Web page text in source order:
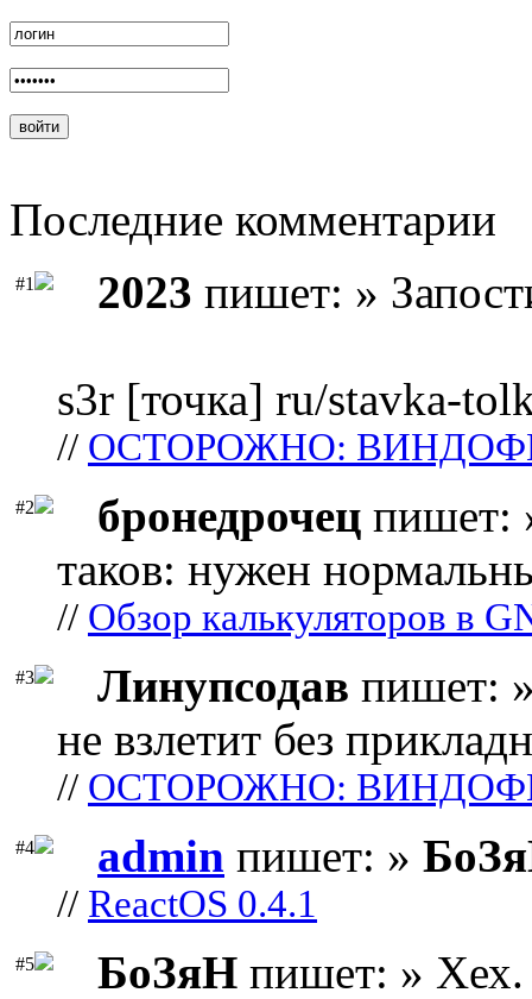
Последние комментарии
#1 2023 пишет: »
s3r [точка] ru/stavka-
// ОСТОРОЖНО:
#2 бронедрочец пишет:
таков: нужен
// Обзор калькуляторов в
#3 Линупсодав пишет:
не взлетит без
// ОСТОРОЖНО:
#4 admin пишет: »
// ReactOS 0.4.1
#5 БоЗяН пишет: » Хех.